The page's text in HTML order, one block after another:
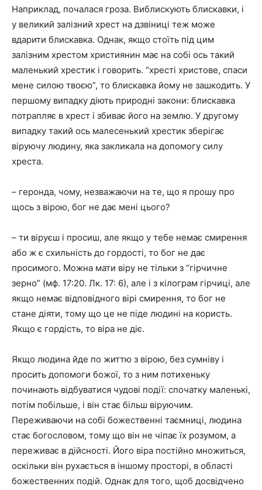
Наприклад, почалася гроза. Виблискують блискавки, і
у великий залізний хрест на дзвіниці теж може
вдарити блискавка. Однак, якщо стоїть під цим
залізним хрестом християнин має на собі ось такий
маленький хрестик і говорить. “хресті христове, спаси
мене силою твоєю”, то блискавка йому не зашкодить. У
першому випадку діють природні закони: блискавка
потрапляє в хрест і збиває його на землю. У другому
випадку такий ось малесенький хрестик зберігає
віруючу людину, яка закликала на допомогу силу
хреста.
– геронда, чому, незважаючи на те, що я прошу про
щось з вірою, бог не дає мені цього?
– ти віруєш і просиш, але якщо у тебе немає смирення
або ж є схильність до гордості, то бог не дає
просимого. Можна мати віру не тільки з “гірчичне
зерно” (мф. 17:20. Лк. 17: 6), але і з кілограм гірчиці, але
якщо немає відповідного вірі смирення, то бог не
стане діяти, тому що це не піде людині на користь.
Якщо є гордість, то віра не діє.
Якщо людина йде по життю з вірою, без сумніву і
просить допомоги божої, то з ним потихеньку
починають відбуватися чудові події: спочатку маленькі,
потім побільше, і він стає більш віруючим.
Переживаючи на собі божественні таємниці, людина
стає богословом, тому що він не чіпає їх розумом, а
переживає в дійсності. Його віра постійно множиться,
оскільки він рухається в іншому просторі, в області
божественних подій. Однак для того, щоб досвідчено